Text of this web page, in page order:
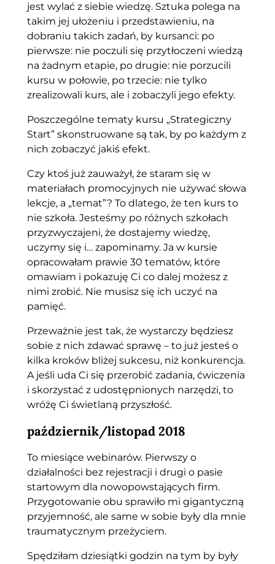
jest wylać z siebie wiedzę. Sztuka polega na
takim jej ułożeniu i przedstawieniu, na
dobraniu takich zadań, by kursanci: po
pierwsze: nie poczuli się przytłoczeni wiedzą
na żadnym etapie, po drugie: nie porzucili
kursu w połowie, po trzecie: nie tylko
zrealizowali kurs, ale i zobaczyli jego efekty.
Poszczególne tematy kursu „Strategiczny
Start” skonstruowane są tak, by po każdym z
nich zobaczyć jakiś efekt.
Czy ktoś już zauważył, że staram się w
materiałach promocyjnych nie używać słowa
lekcje, a „temat”? To dlatego, że ten kurs to
nie szkoła. Jesteśmy po różnych szkołach
przyzwyczajeni, że dostajemy wiedzę,
uczymy się i… zapominamy. Ja w kursie
opracowałam prawie 30 tematów, które
omawiam i pokazuję Ci co dalej możesz z
nimi zrobić. Nie musisz się ich uczyć na
pamięć.
Przeważnie jest tak, że wystarczy będziesz
sobie z nich zdawać sprawę – to już jesteś o
kilka kroków bliżej sukcesu, niż konkurencja.
A jeśli uda Ci się przerobić zadania, ćwiczenia
i skorzystać z udostępnionych narzędzi, to
wróżę Ci świetlaną przyszłość.
październik/listopad 2018
To miesiące webinarów. Pierwszy o
działalności bez rejestracji i drugi o pasie
startowym dla nowopowstających firm.
Przygotowanie obu sprawiło mi gigantyczną
przyjemność, ale same w sobie były dla mnie
traumatycznym przeżyciem.
Spędziłam dziesiątki godzin na tym by były